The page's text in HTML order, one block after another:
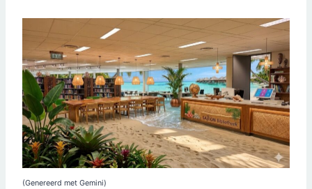
(Genereerd met Gemini)